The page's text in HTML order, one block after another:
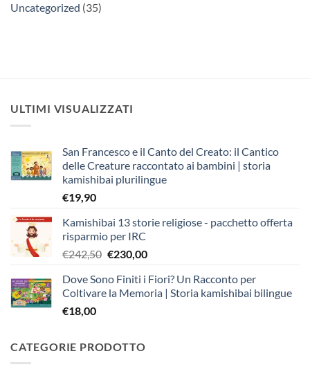
Uncategorized (35)
ULTIMI VISUALIZZATI
San Francesco e il Canto del Creato: il Cantico
delle Creature raccontato ai bambini | storia
kamishibai plurilingue
€19,90
Kamishibai 13 storie religiose - pacchetto offerta
risparmio per IRC
€242,50 Il
originale
era:
€230,00Il
attuale
è:
Dove Sono Finiti i Fiori? Un Racconto per
Coltivare la Memoria | Storia kamishibai bilingue
€18,00
CATEGORIE PRODOTTO